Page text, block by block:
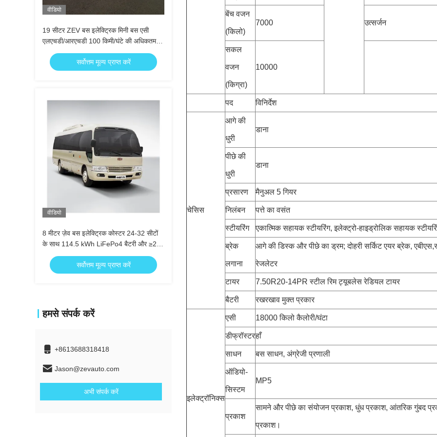
वीडियो
19 सीटर ZEV बस इलेक्ट्रिक मिनी बस एसी
एलएचडी/आरएचडी 100 किमी/घंटे की अधिकतम
गति के साथ
सर्वोत्तम मूल्य प्राप्त करें
वीडियो
8 मीटर ज़ेव बस इलेक्ट्रिक कोस्टर 24-32 सीटों
के साथ 114.5 kWh LiFePo4 बैटरी और ≥200
किमी क्रूज़िंग रेंज
सर्वोत्तम मूल्य प्राप्त करें
हमसे संपर्क करें
+8613688318418
Jason@zevauto.com
अभी संपर्क करें
बेंच वजन
(किलो)
7000 उत्सर्जन
सकल
वजन
(किग्रा)
10000
पद विनिर्देश
चेसिस
आगे की
धुरी
डाना
पीछे की
धुरी
डाना
प्रसारण मैनुअल 5 गियर
निलंबन पत्ते का वसंत
स्टीयरिंग एकात्मिक सहायक स्टीयरिंग, इलेक्ट्रो-हाइड्रोलिक सहायक
ब्रेक
लगाना
आगे की डिस्क और पीछे का ड्रम; दोहरी सर्किट एयर ब्रेक,
रेजलेटर
टायर 7.50R20-14PR स्टील रिम ट्यूबलेस रेडियल टायर
बैटरी रखरखाव मुक्त प्रकार
इलेक्ट्रॉनिक्स
एसी 18000 किलो कैलोरी/घंटा
डीफ्रॉस्टरहाँ
साधन बस साधन, अंग्रेजी प्रणाली
ऑडियो-
सिस्टम
MP5
प्रकाश
सामने और पीछे का संयोजन प्रकाश, धुंध प्रकाश, आंतरिक गुंबद
प्रकाश।